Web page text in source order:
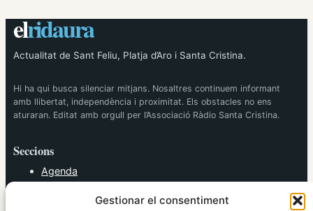
Gestionar el consentiment
elridaura
Actualitat de Sant Feliu, Platja d’Aro i Santa Cristina.
Hi ha qui busca silenciar mitjans. Nosaltres continuem informant
amb llibertat, independència i proximitat. Els obstacles no ens
aturaran. Editat amb orgull per l’Associació Ràdio Santa Cristina.
Seccions
Agenda